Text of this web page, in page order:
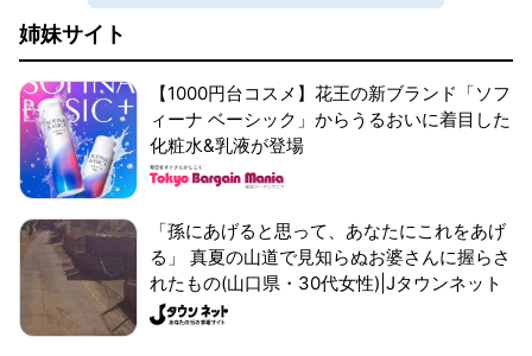
姉妹サイト
【1000円台コスメ】花王の新ブランド「ソフ
ィーナ ベーシック」からうるおいに着目した
化粧水&乳液が登場
「孫にあげると思って、あなたにこれをあげ
る」 真夏の山道で見知らぬお婆さんに握らさ
れたもの(山口県・30代女性)|Jタウンネット